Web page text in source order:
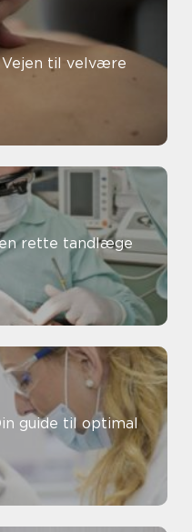
Vejen til velvære
rette tandlæge
guide til optimal